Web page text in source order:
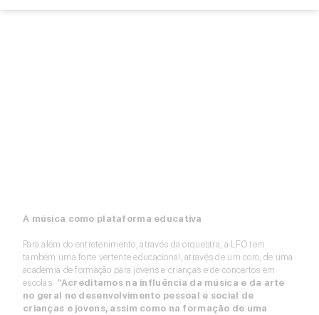
A música como plataforma educativa
Para além do entretenimento, através da orquestra, a LFO tem
também uma forte vertente educacional, através de um coro, de uma
academia de formação para jovens e crianças e de concertos em
escolas. “Acreditamos na influência da música e da arte
no geral no desenvolvimento pessoal e social de
crianças e jovens, assim como na formação de uma